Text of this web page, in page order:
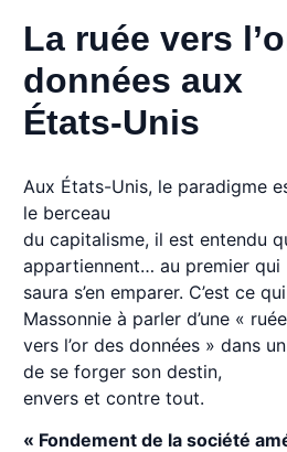
La ruée vers
données aux
États-Unis
Aux États-Unis, le paradigme
le berceau
du capitalisme, il est entendu
appartiennent… au premier qui
saura s’en emparer. C’est ce
Massonnie à parler d’une « ruée
vers l’or des données » dans
de se forger son destin,
envers et contre tout.
« Fondement de la société